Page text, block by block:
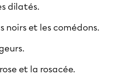
dilatés.
noirs et les comédons.
et la rosacée.